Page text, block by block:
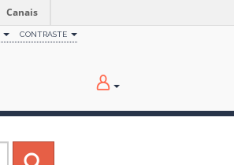
Canais
CONTRASTE